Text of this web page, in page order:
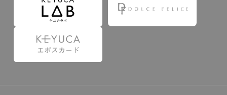
判断した場合は、弊社は、その登録を取り消す
事前に通知することなく一旦なされた登録を取